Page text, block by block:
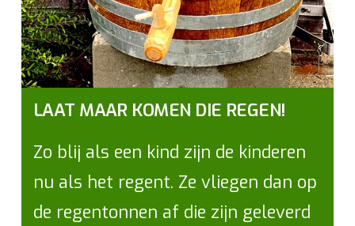
LAAT MAAR KOMEN DIE REGEN!
Zo blij als een kind zijn de kinderen
nu als het regent. Ze vliegen dan op
de regentonnen af die zijn geleverd